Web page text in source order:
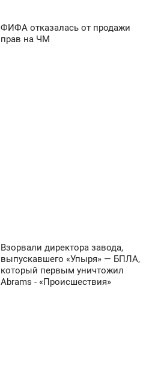
ФИФА отказалась от продажи
прав на ЧМ
Взорвали директора завода,
выпускавшего «Упыря» — БПЛА,
который первым уничтожил
Abrams - «Происшествия»